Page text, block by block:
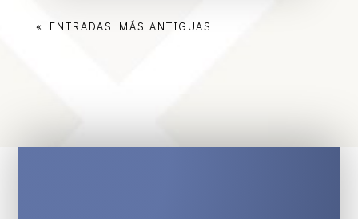
« ENTRADAS MÁS ANTIGUAS